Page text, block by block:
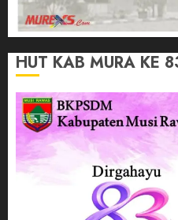
HUT KAB MURA KE